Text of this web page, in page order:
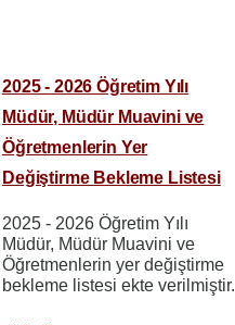
2025 - 2026 Öğretim Yılı
Müdür, Müdür Muavini ve
Öğretmenlerin Yer
Değiştirme Bekleme Listesi
2025 - 2026 Öğretim Yılı
Müdür, Müdür Muavini ve
Öğretmenlerin yer değiştirme
bekleme listesi ekte verilmiştir.